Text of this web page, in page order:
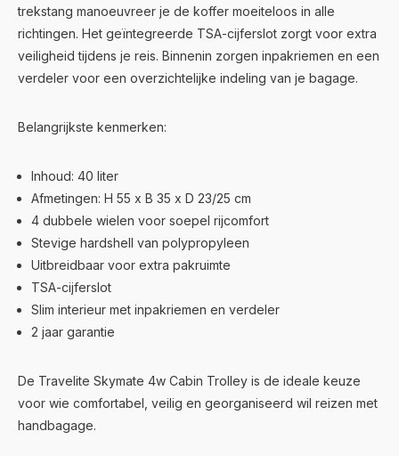
trekstang manoeuvreer je de koffer moeiteloos in alle
richtingen. Het geïntegreerde TSA-cijferslot zorgt voor extra
veiligheid tijdens je reis. Binnenin zorgen inpakriemen en een
verdeler voor een overzichtelijke indeling van je bagage.
Belangrijkste kenmerken:
Inhoud: 40 liter
Afmetingen: H 55 x B 35 x D 23/25 cm
4 dubbele wielen voor soepel rijcomfort
Stevige hardshell van polypropyleen
Uitbreidbaar voor extra pakruimte
TSA-cijferslot
Slim interieur met inpakriemen en verdeler
2 jaar garantie
De Travelite Skymate 4w Cabin Trolley is de ideale keuze
voor wie comfortabel, veilig en georganiseerd wil reizen met
handbagage.